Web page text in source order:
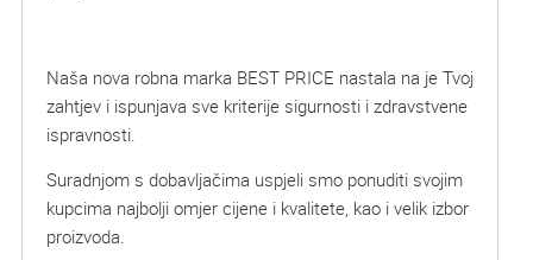
Naša nova robna marka BEST PRICE nastala na je Tvoj
zahtjev i ispunjava sve kriterije sigurnosti i zdravstvene
ispravnosti.
Suradnjom s dobavljačima uspjeli smo ponuditi svojim
kupcima najbolji omjer cijene i kvalitete, kao i velik izbor
proizvoda.